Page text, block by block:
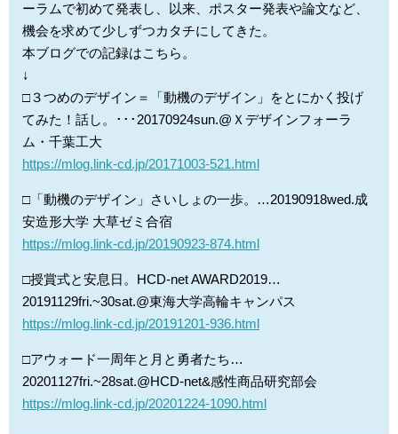
ーラムで初めて発表し、以来、ポスター発表や論文など、
機会を求めて少しずつカタチにしてきた。
本ブログでの記録はこちら。
↓
□３つめのデザイン＝「動機のデザイン」をとにかく投げ
てみた！話し。･･･20170924sun.@Ｘデザインフォーラ
ム・千葉工大
https://mlog.link-cd.jp/20171003-521.html
□「動機のデザイン」さいしょの一歩。…20190918wed.成
安造形大学 大草ゼミ合宿
https://mlog.link-cd.jp/20190923-874.html
□授賞式と安息日。HCD-net AWARD2019…
20191129fri.~30sat.@東海大学高輪キャンパス
https://mlog.link-cd.jp/20191201-936.html
□アウォード一周年と月と勇者たち…
20201127fri.~28sat.@HCD-net&感性商品研究部会
https://mlog.link-cd.jp/20201224-1090.html